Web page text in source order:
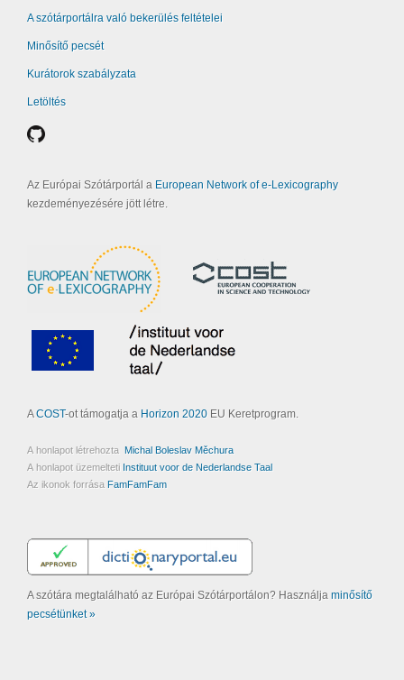
A szótárportálra való bekerülés feltételei
Minősítő pecsét
Kurátorok szabályzata
Letöltés
Az Európai Szótárportál a European Network of e-Lexicography
kezdeményezésére jött létre.
ACOST-ot támogatja a Horizon 2020 EU Keretprogram.
A honlapot létrehozta Michal Boleslav Měchura
A honlapot üzemelteti Instituut voor de Nederlandse Taal
Az ikonok forrása FamFamFam
A szótára megtalálható az Európai Szótárportálon? Használja minősítő
pecsétünket »